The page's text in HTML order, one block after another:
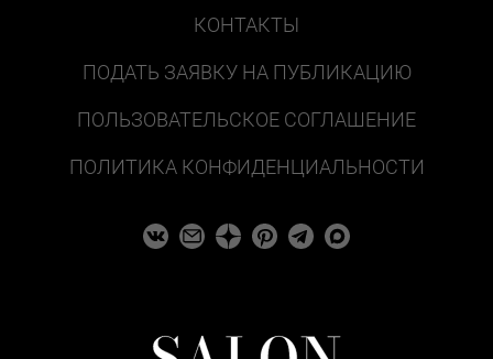
КОНТАКТЫ
ПОДАТЬ ЗАЯВКУ НА ПУБЛИКАЦИЮ
ПОЛЬЗОВАТЕЛЬСКОЕ СОГЛАШЕНИЕ
ПОЛИТИКА КОНФИДЕНЦИАЛЬНОСТИ